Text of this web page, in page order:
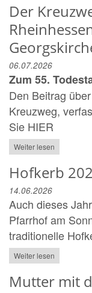
Der
06.07.2026
Zum 55.
Den Beitrag
Kreuzweg,
Sie HIER
Weiter lesen
Hofkerb
14.06.2026
Auch dieses
Pfarrhof am
traditionelle
Weiter lesen
Mutter mit